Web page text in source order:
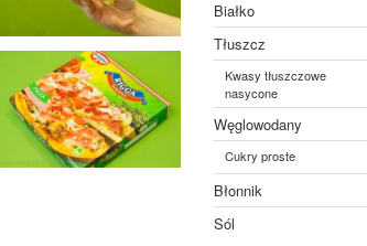
Białko
Tłuszcz
Kwasy tłuszczowe
nasycone
Węglowodany
Cukry proste
Błonnik
Sól